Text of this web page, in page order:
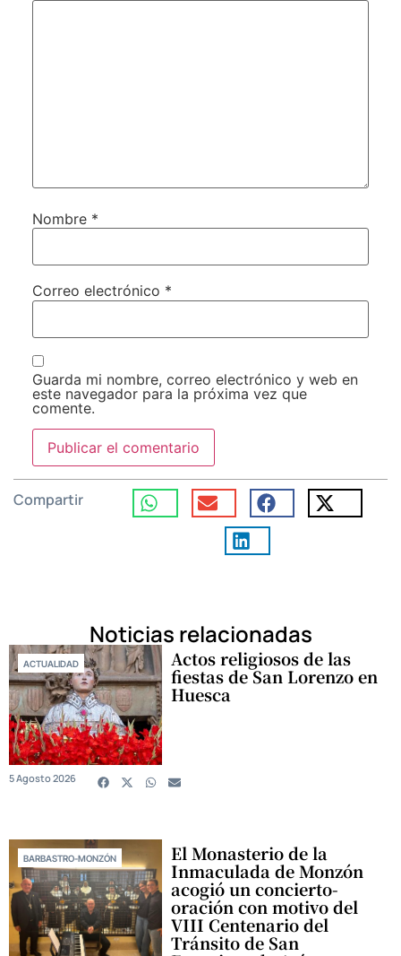
Nombre *
Correo electrónico *
Guarda mi nombre, correo electrónico y web en
este navegador para la próxima vez que
comente.
Compartir
Noticias relacionadas
ACTUALIDAD Actos religiosos de las
fiestas de San Lorenzo en
Huesca
5 Agosto 2026
BARBASTRO-MONZÓN El Monasterio de la
Inmaculada de Monzón
acogió un concierto-
oración con motivo del
VIII Centenario del
Tránsito de San